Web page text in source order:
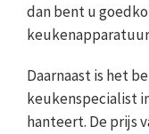
dan bent u
Daarnaast is het
keukenspecialist
hanteert. De prijs